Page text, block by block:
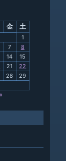
金 土
1
7
8
14
15
21
22
28
29